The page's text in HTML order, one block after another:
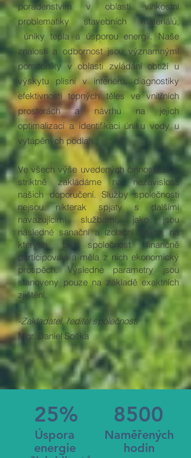
poradenstvím v oblasti vlhkostní
problematiky stavebních materiálů,
úniky tepla a úsporou energií. Naše
znalosti a odbornost jsou významnými
pomocníky v oblasti zvládání obtíží u
výskytu plísní v interiéru, diagnostiky
efektivnosti topných těles ve vnitřních
prostorách a návrhu na jejich
optimalizaci a identifikaci úniku vody u
vytápěných podlah.
Ve všech výše uvedených činnostech si
striktně zakládáme na nezávislosti
našich doporučení. Služby společnosti
nejsou nikterak spjaty s dalšími
navazujícími službami, jako jsou
následné sanační a izolační práce, na
kterých by společnost finančně
participovala a měla z nich ekonomický
prospěch. Výsledné parametry jsou
stanoveny pouze na základě exaktních
zjištění.
-Zakladatel, ředitel společnosti
Mgr. Daniel Soška
25%
Úspora
energie
8500
Naměřených
hodin